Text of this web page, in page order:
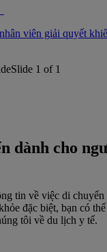
viên giải quyết
Slide 1 of 1
dành cho
tin về việc di
đặc biệt, bạn có
tôi về du lịch y tế.